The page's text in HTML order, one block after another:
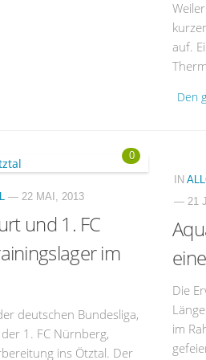
auf.
Den
0
— 22 MAI, 2013
und 1. FC
im
deutschen Bundesliga,
1. FC Nürnberg,
ins Ötztal. Der
IN
— 21
Die
im